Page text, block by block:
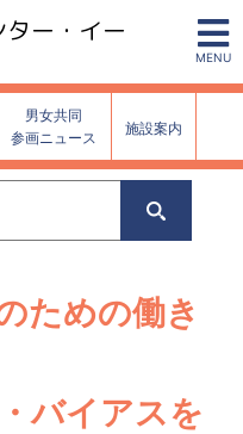
ー・イー
MENU
男女共同
参画ニュース
施設案内
検
索
ための働き
バイアスを